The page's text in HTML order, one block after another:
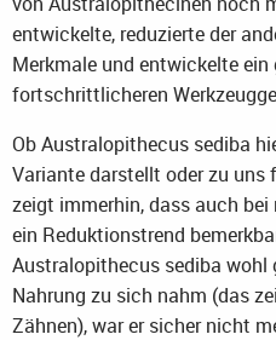
entwickelte, reduzierte der
Merkmale und entwickelte ein
fortschrittlicheren
Ob Australopithecus sediba
Variante darstellt oder zu uns
zeigt immerhin, dass auch
ein Reduktionstrend
Australopithecus sediba wohl
Nahrung zu sich nahm (das
Zähnen), war er sicher nicht